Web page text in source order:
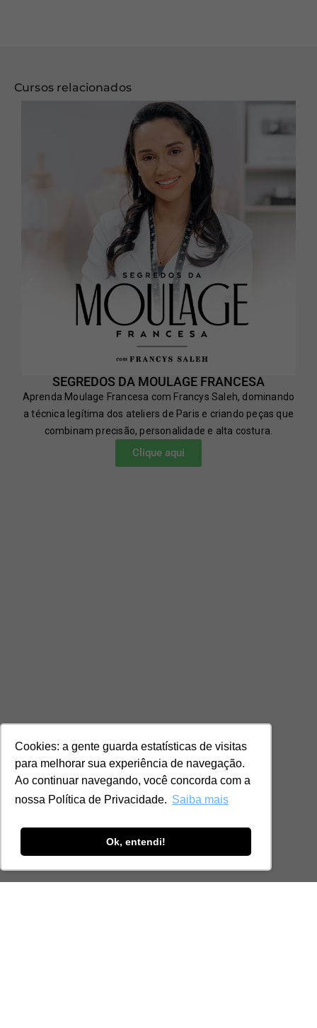
Cookies: a gente guarda estatísticas de visitas
para melhorar sua experiência de navegação.
Ao continuar navegando, você concorda com a
nossa Política de Privacidade. Saiba mais
Ok, entendi!
Cursos relacionados
SEGREDOS DA MOULAGE FRANCESA
Aprenda Moulage Francesa com Francys Saleh, dominando
a técnica legítima dos ateliers de Paris e criando peças que
combinam precisão, personalidade e alta costura.
Clique aqui